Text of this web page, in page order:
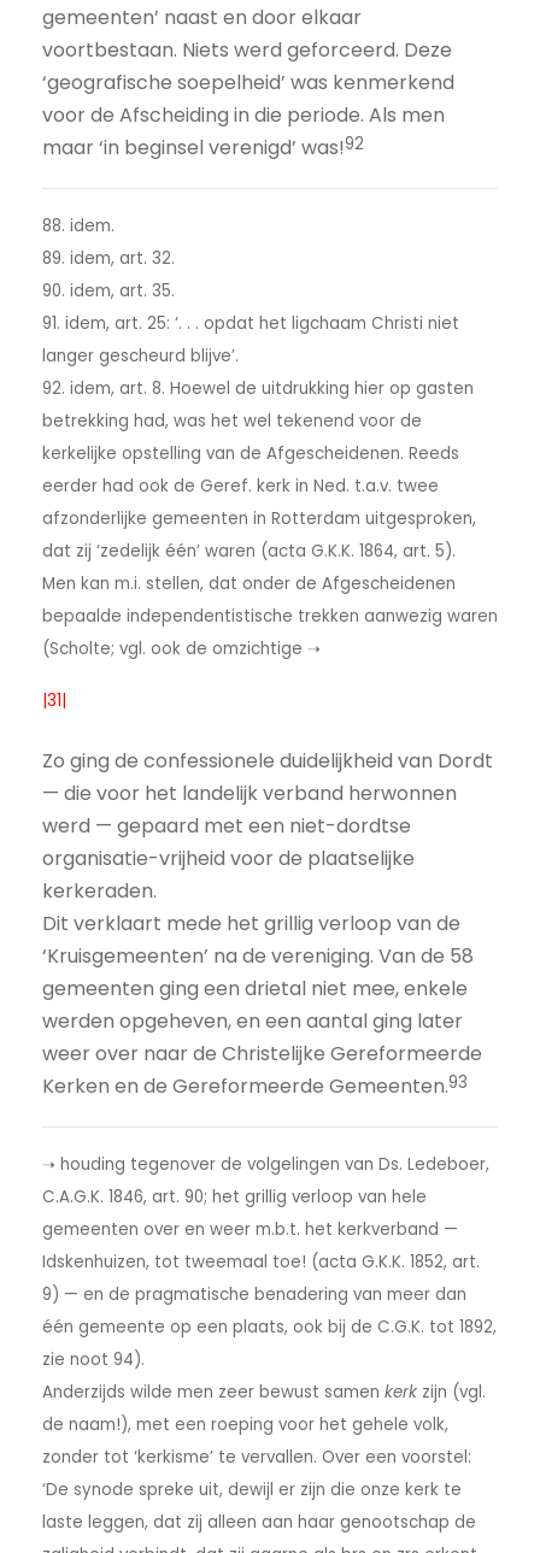
gemeenten’ naast en door elkaar
voortbestaan. Niets werd geforceerd. Deze
‘geografische soepelheid’ was kenmerkend
voor de Afscheiding in die periode. Als men
maar ‘in beginsel verenigd’ was!92
88. idem.
89. idem, art. 32.
90. idem, art. 35.
91. idem, art. 25: ‘. . . opdat het ligchaam Christi niet
langer gescheurd blijve’.
92. idem, art. 8. Hoewel de uitdrukking hier op gasten
betrekking had, was het wel tekenend voor de
kerkelijke opstelling van de Afgescheidenen. Reeds
eerder had ook de Geref. kerk in Ned. t.a.v. twee
afzonderlijke gemeenten in Rotterdam uitgesproken,
dat zij ‘zedelijk één’ waren (acta G.K.K. 1864, art. 5).
Men kan m.i. stellen, dat onder de Afgescheidenen
bepaalde independentistische trekken aanwezig waren
(Scholte; vgl. ook de omzichtige ➝
|31|
Zo ging de confessionele duidelijkheid van Dordt
— die voor het landelijk verband herwonnen
werd — gepaard met een niet-dordtse
organisatie-vrijheid voor de plaatselijke
kerkeraden.
Dit verklaart mede het grillig verloop van de
‘Kruisgemeenten’ na de vereniging. Van de 58
gemeenten ging een drietal niet mee, enkele
werden opgeheven, en een aantal ging later
weer over naar de Christelijke Gereformeerde
Kerken en de Gereformeerde Gemeenten.93
➝ houding tegenover de volgelingen van Ds. Ledeboer,
C.A.G.K. 1846, art. 90; het grillig verloop van hele
gemeenten over en weer m.b.t. het kerkverband —
Idskenhuizen, tot tweemaal toe! (acta G.K.K. 1852, art.
9) — en de pragmatische benadering van meer dan
één gemeente op een plaats, ook bij de C.G.K. tot 1892,
zie noot 94).
Anderzijds wilde men zeer bewust samen kerk zijn (vgl.
de naam!), met een roeping voor het gehele volk,
zonder tot ‘kerkisme’ te vervallen. Over een voorstel:
‘De synode spreke uit, dewijl er zijn die onze kerk te
laste leggen, dat zij alleen aan haar genootschap de